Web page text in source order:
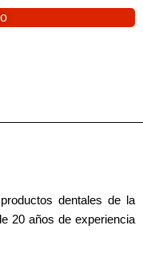
dentales de la
20 años de experiencia